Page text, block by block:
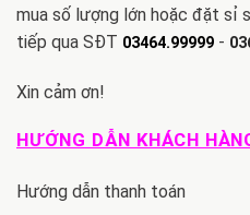
mua số lượng lớn hoặc đặt sỉ
tiếp qua SĐT 03464.99999 -
Xin cảm ơn!
HƯỚNG DẪN KHÁCH
Hướng dẫn thanh toán